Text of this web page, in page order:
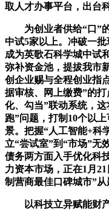
取人才办事平台，出台
为创业者供给“口”的
中试5家以上。冲破一
成为英歌石科学城中试
弥补资金池，提拔我市
创企业赐与全程创业指
据审核、网上缴费”的
化、勾当”联动系统，
跑”问题，打制10个以
景。把握“人工智能+科
立“尝试室”到“市场”无
债务两方面入手优化科
力资本市场，正在1月
制营商最佳口碑城市”从
以科技立异赋能财产